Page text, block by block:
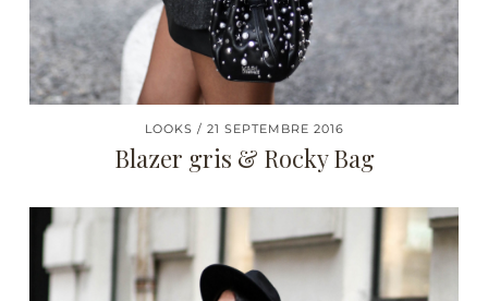
LOOKS 21 SEPTEMBRE 2016
Blazer gris & Rocky Bag